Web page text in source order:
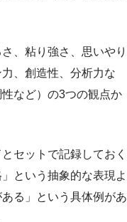
さ、粘り強さ、思いやり
力、創造性、分析力な
性など）の3つの観点か
セットで記録しておく
という抽象的な表現よ
る」という具体例があ